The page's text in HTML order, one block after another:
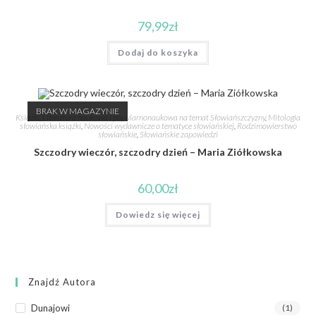
79,99zł
Dodaj do koszyka
BRAK W MAGAZYNIE
Książki, Literatura naukowa i popularnonaukowa na temat Słowiańszczyzny, Mitologia
słowiańska książki, Nowości wydawnicze o tematyce słowiańskiej, Rodzimowierstwo
słowiańskie Słowiańskie zapowiedzi
Szczodry wieczór, szczodry dzień – Maria Ziółkowska
60,00zł
Dowiedz się więcej
Znajdź Autora
Dunajowi (1)